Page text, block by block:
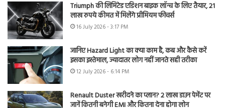
Triumph की लिमिटेड एडिशन बाइक लॉन्च के लिए तैयार, 21
लाख रुपये कीमत में मिलेंगे प्रीमियम फीचर्स
16 July 2026 - 3:17 PM
जानिए Hazard Light का क्या काम है, कब और कैसे करें
इसका इस्तेमाल, ज्यादातर लोग नहीं जानते सही तरीका
12 July 2026 - 6:14 PM
Renault Duster खरीदने का प्लान? 2 लाख डाउन पेमेंट पर
जानें कितनी बनेगी EMI और कितना देना होगा लोन